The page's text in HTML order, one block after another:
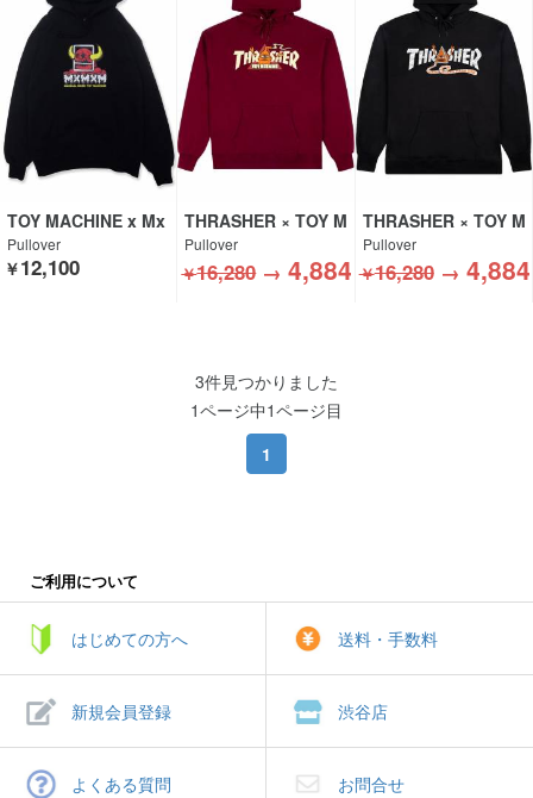
TOY MACHINE x Mx
MxM
Pullover
￥12,100
THRASHER × TOY M
ACHINEF
Pullover
￥16,280→4,884
THRASHER × TOY M
ACHINE
Pullover
￥16,280→ 4,884
3件見つかりました
1ページ中1ページ目
1
ご利用について
はじめての方へ 送料・手数料
新規会員登録 渋谷店
よくある質問 お問合せ